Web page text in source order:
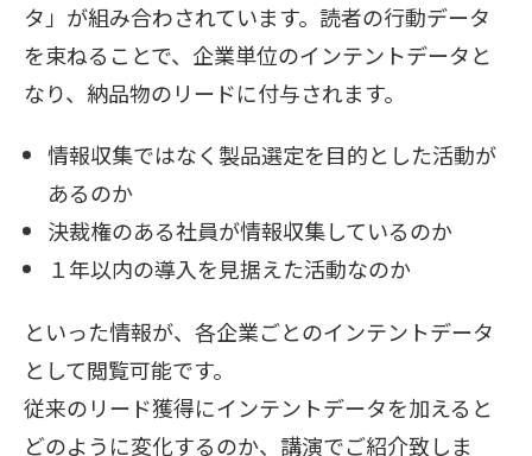
タ」が組み合わされています。読者の行動データ
を束ねることで、企業単位のインテントデータと
なり、納品物のリードに付与されます。
情報収集ではなく製品選定を目的とした活動が
あるのか
決裁権のある社員が情報収集しているのか
１年以内の導入を見据えた活動なのか
といった情報が、各企業ごとのインテントデータ
として閲覧可能です。
従来のリード獲得にインテントデータを加えると
どのように変化するのか、講演でご紹介致しま